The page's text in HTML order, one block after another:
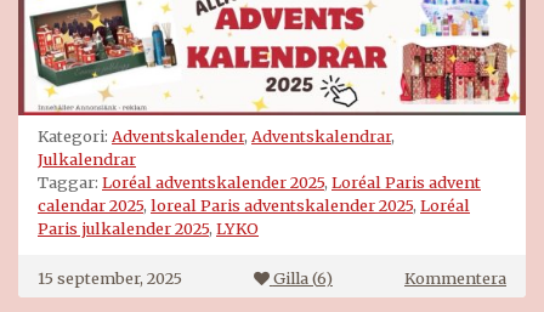
Kategori: Adventskalender, Adventskalendrar,
Julkalendrar
Taggar: Loréal adventskalender 2025, Loréal Paris advent
calendar 2025, loreal Paris adventskalender 2025, Loréal
Paris julkalender 2025, LYKO
15 september, 2025 Gilla (6) Kommenterapå